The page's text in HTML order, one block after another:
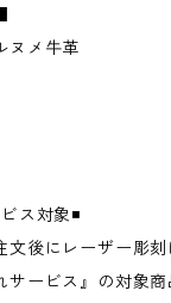
ヌメ牛革
ス対象◾️
文後にレーザー彫
ービス』の対象商